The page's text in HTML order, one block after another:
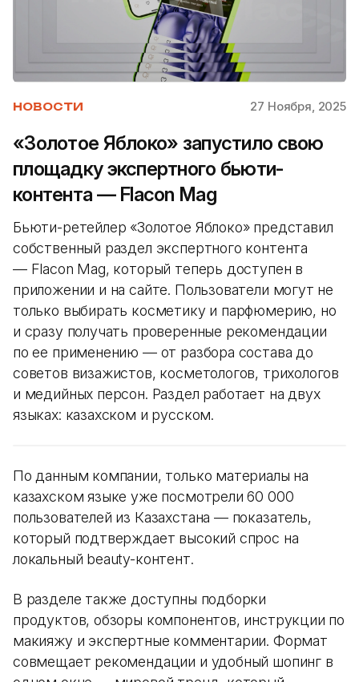
НОВОСТИ 27 Ноября, 2025
«Золотое Яблоко» запустило свою
площадку экспертного бьюти-
контента — Flacon Mag
Бьюти-ретейлер «Золотое Яблоко» представил
собственный раздел экспертного контента
— Flacon Mag, который теперь доступен в
приложении и на сайте. Пользователи могут не
только выбирать косметику и парфюмерию, но
и сразу получать проверенные рекомендации
по ее применению — от разбора состава до
советов визажистов, косметологов, трихологов
и медийных персон. Раздел работает на двух
языках: казахском и русском.
По данным компании, только материалы на
казахском языке уже посмотрели 60 000
пользователей из Казахстана — показатель,
который подтверждает высокий спрос на
локальный beauty-контент.
В разделе также доступны подборки
продуктов, обзоры компонентов, инструкции по
макияжу и экспертные комментарии. Формат
совмещает рекомендации и удобный шопинг в